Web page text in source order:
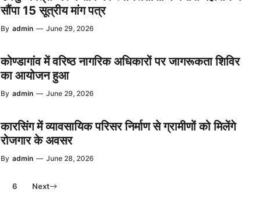
सौंपा 15 सूत्रीय मांग पत्र
By admin — June 29, 2026
कोण्डागांव में वरिष्ठ नागरिक अधिकारों पर जागरूकता शिविर
का आयोजन हुआ
By admin — June 29, 2026
कारसिंग में व्यावसायिक परिसर निर्माण से ग्रामीणों को मिलेंगे
रोजगार के अवसर
By admin — June 28, 2026
6 Next